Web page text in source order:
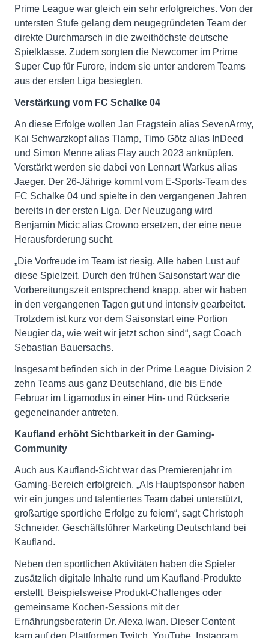
Prime League war gleich ein sehr erfolgreiches. Von der
untersten Stufe gelang dem neugegründeten Team der
direkte Durchmarsch in die zweithöchste deutsche
Spielklasse. Zudem sorgten die Newcomer im Prime
Super Cup für Furore, indem sie unter anderem Teams
aus der ersten Liga besiegten.
Verstärkung vom FC Schalke 04
An diese Erfolge wollen Jan Fragstein alias SevenArmy,
Kai Schwarzkopf alias Tlamp, Timo Götz alias InDeed
und Simon Menne alias Flay auch 2023 anknüpfen.
Verstärkt werden sie dabei von Lennart Warkus alias
Jaeger. Der 26-Jährige kommt vom E-Sports-Team des
FC Schalke 04 und spielte in den vergangenen Jahren
bereits in der ersten Liga. Der Neuzugang wird
Benjamin Micic alias Crowno ersetzen, der eine neue
Herausforderung sucht.
„Die Vorfreude im Team ist riesig. Alle haben Lust auf
diese Spielzeit. Durch den frühen Saisonstart war die
Vorbereitungszeit entsprechend knapp, aber wir haben
in den vergangenen Tagen gut und intensiv gearbeitet.
Trotzdem ist kurz vor dem Saisonstart eine Portion
Neugier da, wie weit wir jetzt schon sind“, sagt Coach
Sebastian Bauersachs.
Insgesamt befinden sich in der Prime League Division 2
zehn Teams aus ganz Deutschland, die bis Ende
Februar im Ligamodus in einer Hin- und Rückserie
gegeneinander antreten.
Kaufland erhöht Sichtbarkeit in der Gaming-
Community
Auch aus Kaufland-Sicht war das Premierenjahr im
Gaming-Bereich erfolgreich. „Als Hauptsponsor haben
wir ein junges und talentiertes Team dabei unterstützt,
großartige sportliche Erfolge zu feiern“, sagt Christoph
Schneider, Geschäftsführer Marketing Deutschland bei
Kaufland.
Neben den sportlichen Aktivitäten haben die Spieler
zusätzlich digitale Inhalte rund um Kaufland-Produkte
erstellt. Beispielsweise Produkt-Challenges oder
gemeinsame Kochen-Sessions mit der
Ernährungsberaterin Dr. Alexa Iwan. Dieser Content
kam auf den Plattformen Twitch, YouTube, Instagram,